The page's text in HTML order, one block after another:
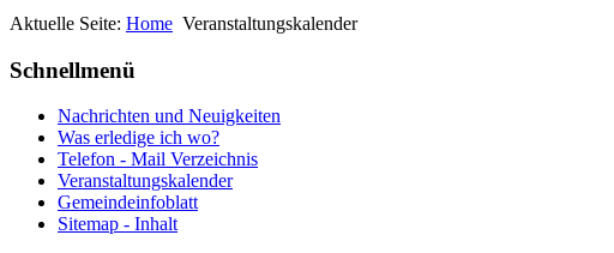
Aktuelle Seite: Home Veranstaltungskalender
Schnellmenü
Nachrichten und Neuigkeiten
Was erledige ich wo?
Telefon - Mail Verzeichnis
Veranstaltungskalender
Gemeindeinfoblatt
Sitemap - Inhalt